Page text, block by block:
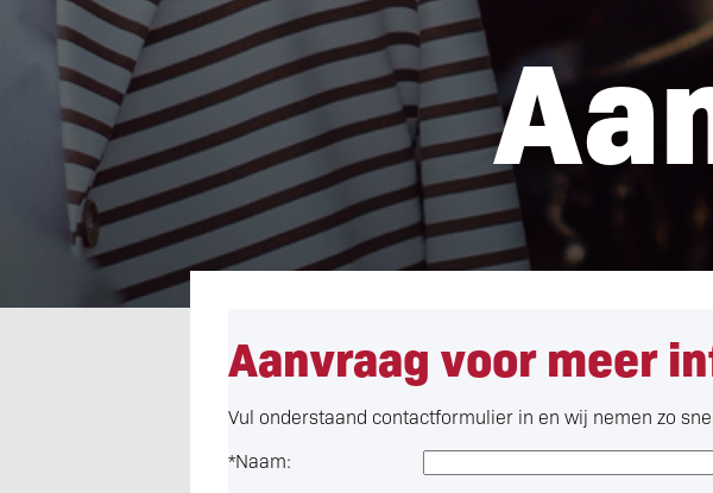
Aanvraag voor meer
Vul onderstaand contactformulier in en wij nemen zo
*Naam: